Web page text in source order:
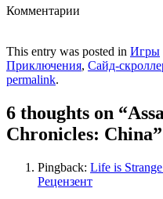
Комментарии
This entry was posted in Игры
Приключения, Сайд-
permalink.
6 thoughts on “
Chronicles: China”
Pingback: Life is
Рецензент